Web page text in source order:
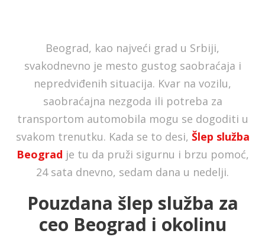
Beograd, kao najveći grad u Srbiji,
svakodnevno je mesto gustog saobraćaja i
nepredviđenih situacija. Kvar na vozilu,
saobraćajna nezgoda ili potreba za
transportom automobila mogu se dogoditi u
svakom trenutku. Kada se to desi, Šlep služba
Beograd je tu da pruži sigurnu i brzu pomoć,
24 sata dnevno, sedam dana u nedelji.
Pouzdana šlep služba za
ceo Beograd i okolinu